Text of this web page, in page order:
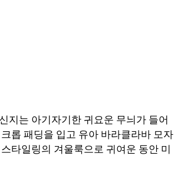
지는 아기자기한 귀요운 무늬가 들어
롭 패딩을 입고 유아 바라클라바 모자
타일링의 겨울룩으로 귀여운 동안 미